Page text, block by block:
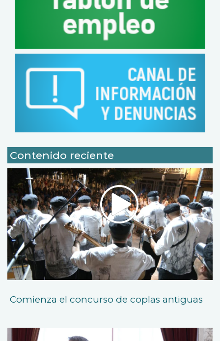
Contenido reciente
Comienza el concurso de coplas antiguas